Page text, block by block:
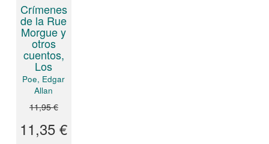
Crímenes
de la Rue
Morgue y
otros
cuentos,
Los
Poe, Edgar
Allan
11,95 €
11,35 €